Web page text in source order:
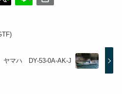
ヤマハ DY-53-0A-AK-J